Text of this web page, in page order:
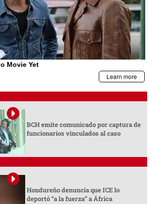
BCH emite comunicado por captura de
funcionarios vinculados al caso
Hondureño denuncia que ICE lo
deportó “a la fuerza” a África